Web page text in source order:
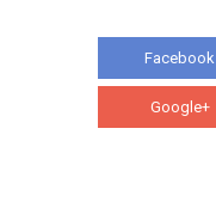
Facebook
Google+